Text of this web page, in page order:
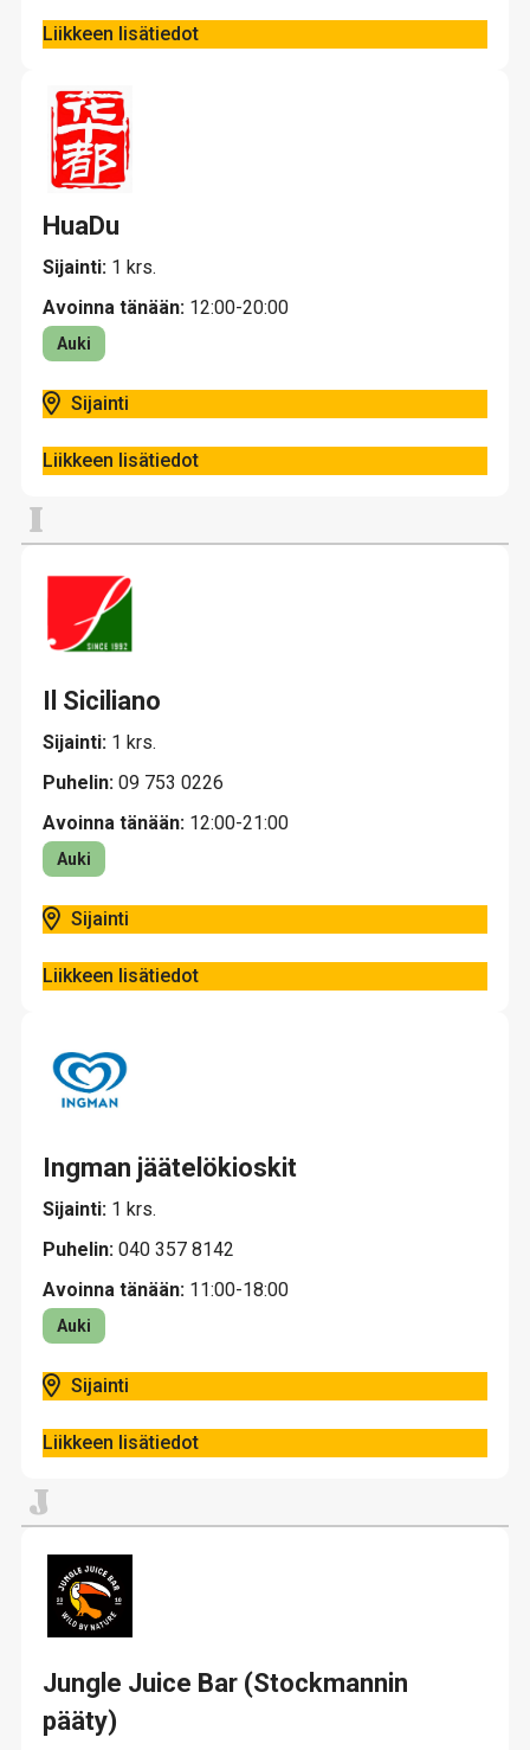
Liikkeen lisätiedot
HuaDu
Sijainti: 1 krs.
Avoinna tänään: 12:00-20:00
Auki
Sijainti
Liikkeen lisätiedot
I
Il Siciliano
Sijainti: 1 krs.
Puhelin: 09 753 0226
Avoinna tänään: 12:00-21:00
Auki
Sijainti
Liikkeen lisätiedot
Ingman jäätelökioskit
Sijainti: 1 krs.
Puhelin: 040 357 8142
Avoinna tänään: 11:00-18:00
Auki
Sijainti
Liikkeen lisätiedot
J
Jungle Juice Bar (Stockmannin
pääty)